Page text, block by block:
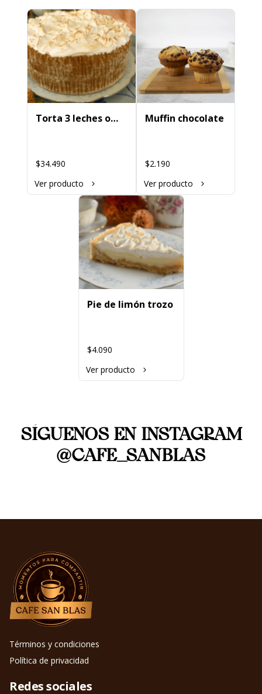
Torta 3 leches o
$34.490
Ver producto
Muffin chocolate
$2.190
Ver producto
Pie de limón trozo
$4.090
Ver producto
SÍGUENOS EN INSTAGRAM
@CAFE_SANBLAS
Términos y condiciones
Política de privacidad
Redes sociales